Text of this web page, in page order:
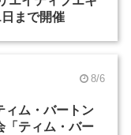
まで開催
8/6
ィム・バートン
「ティム・バー